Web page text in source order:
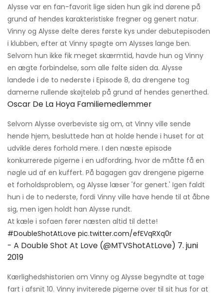
Alysse var en fan-favorit lige siden hun gik ind dørene på
grund af hendes karakteristiske fregner og genert natur.
Vinny og Alysse delte deres første kys under debutepisoden
i klubben, efter at Vinny spøgte om Alysses lange ben.
Selvom hun ikke fik meget skærmtid, havde hun og Vinny
en ægte forbindelse, som alle følte siden da. Alysse
landede i de to nederste i Episode 8, da drengene tog
damerne rullende skøjteløb på grund af hendes generthed.
Oscar De La Hoya Familiemedlemmer
Selvom Alysse overbeviste sig om, at Vinny ville sende
hende hjem, besluttede han at holde hende i huset for at
udvikle deres forhold mere. I den næste episode
konkurrerede pigerne i en udfordring, hvor de måtte få en
nøgle ud af en kuffert. På bagagen gav drengene pigerne
et forholdsproblem, og Alysse læser 'for genert.' Igen faldt
hun i de to nederste, fordi Vinny ville have hende til at åbne
sig, men igen holdt han Alysse rundt.
At kæle i sofaen fører næsten altid til dette!
#DoubleShotAtLove pic.twitter.com/efEVqRXq0r
- A Double Shot At Love (@MTVShotAtLove) 7. juni
2019
Kærlighedshistorien om Vinny og Alysse begyndte at tage
fart i afsnit 10. Vinny inviterede pigerne over til sit hus for at